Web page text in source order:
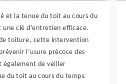
et la tenue du toit au cours du
clé d’entretien efficace.
toiture, cette intervention
l’usure précoce des
également de veiller
du toit au cours du temps.